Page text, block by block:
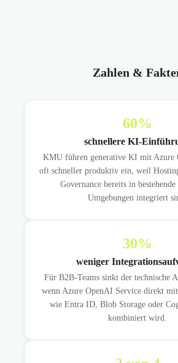
Zahlen &
60%
schnellere KI-
KMU führen generative KI mit Azure
oft schneller produktiv ein, weil
Governance bereits in
Umgebungen integriert
30%
weniger
Für B2B-Teams sinkt der technische
wenn Azure OpenAI Service direkt
wie Entra ID, Blob Storage oder
kombiniert wird.